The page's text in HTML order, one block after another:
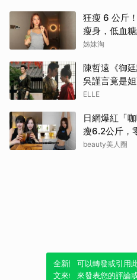
狂瘦 6 公斤
瘦身，低血
姊妹淘
陳哲遠《御
吳謹言竟是
| ELLE
ELLE
日網爆紅「
瘦6.2公斤，
小！
beauty美人圈
全新體驗！一鍵引用此
文來輕鬆表達個人立場
可以轉發或引用
來發表您的評論